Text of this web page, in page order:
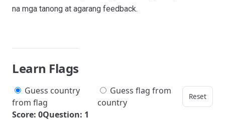
na mga tanong at agarang feedback.
Learn Flags
Guess country
from flag
Guess flag from
country
Reset
Score: 0Question: 1